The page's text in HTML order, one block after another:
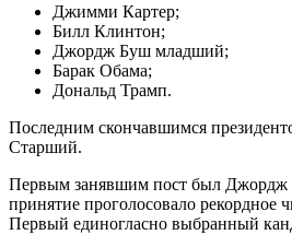
Джимми Картер;
Билл Клинтон;
Джордж Буш младший;
Барак Обама;
Дональд Трамп.
Последним скончавшимся
Старший.
Первым занявшим пост был Джордж
принятие проголосовало рекордное
Первый единогласно выбранный